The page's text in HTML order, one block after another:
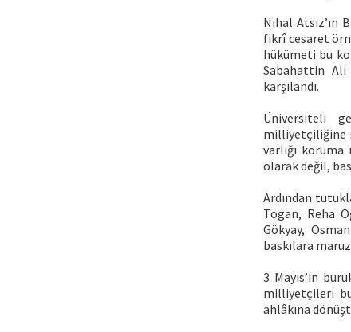
Nihal Atsız’ın
fikrî cesaret
hükümeti bu
Sabahattin Ali
karşılandı.
Üniversiteli
milliyetçiliğine
varlığı
olarak değil,
Ardından
Togan, Reha
Gökyay,
baskılara
3 Mayıs’ın
milliyetçileri
ahlâkına